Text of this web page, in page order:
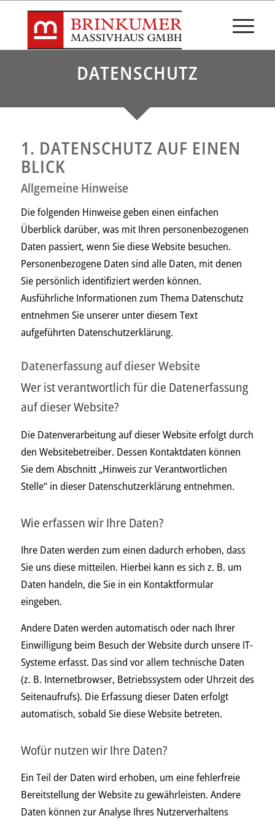
DATENSCHUTZ
1. DATENSCHUTZ AUF EINEN
BLICK
Allgemeine Hinweise
Die folgenden Hinweise geben einen einfachen
Überblick darüber, was mit Ihren personenbezogenen
Daten passiert, wenn Sie diese Website besuchen.
Personenbezogene Daten sind alle Daten, mit denen
Sie persönlich identifiziert werden können.
Ausführliche Informationen zum Thema Datenschutz
entnehmen Sie unserer unter diesem Text
aufgeführten Datenschutzerklärung.
Datenerfassung auf dieser Website
Wer ist verantwortlich für die Datenerfassung
auf dieser Website?
Die Datenverarbeitung auf dieser Website erfolgt durch
den Websitebetreiber. Dessen Kontaktdaten können
Sie dem Abschnitt „Hinweis zur Verantwortlichen
Stelle“ in dieser Datenschutzerklärung entnehmen.
Wie erfassen wir Ihre Daten?
Ihre Daten werden zum einen dadurch erhoben, dass
Sie uns diese mitteilen. Hierbei kann es sich z. B. um
Daten handeln, die Sie in ein Kontaktformular
eingeben.
Andere Daten werden automatisch oder nach Ihrer
Einwilligung beim Besuch der Website durch unsere IT-
Systeme erfasst. Das sind vor allem technische Daten
(z. B. Internetbrowser, Betriebssystem oder Uhrzeit des
Seitenaufrufs). Die Erfassung dieser Daten erfolgt
automatisch, sobald Sie diese Website betreten.
Wofür nutzen wir Ihre Daten?
Ein Teil der Daten wird erhoben, um eine fehlerfreie
Bereitstellung der Website zu gewährleisten. Andere
Daten können zur Analyse Ihres Nutzerverhaltens